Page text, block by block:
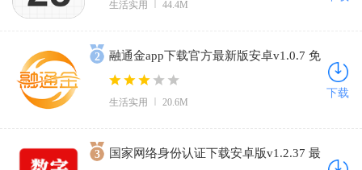
生活实用 44.4M
2
融通金app下载官方最新版安卓v1.0.7 免
费版
生活实用 20.6M
下载
3
国家网络身份认证下载安卓版v1.2.37 最